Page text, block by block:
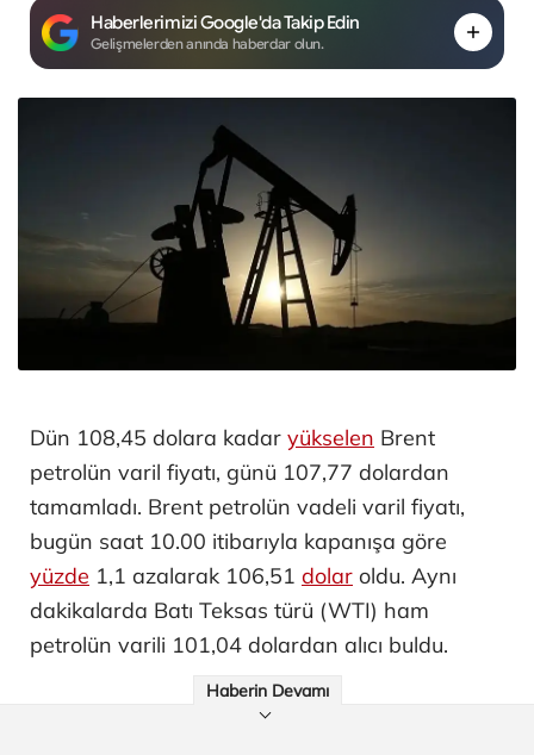
Haberlerimizi Google'da Takip Edin
Gelişmelerden anında haberdar olun.
Dün 108,45 dolara kadar yükselen Brent
petrolün varil fiyatı, günü 107,77 dolardan
tamamladı. Brent petrolün vadeli varil fiyatı,
bugün saat 10.00 itibarıyla kapanışa göre
yüzde 1,1 azalarak 106,51 dolar oldu. Aynı
dakikalarda Batı Teksas türü (WTI) ham
petrolün varili 101,04 dolardan alıcı buldu.
Haberin Devamı